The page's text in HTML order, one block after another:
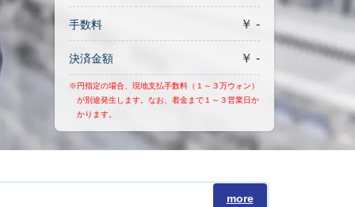
手数料 ￥ -
決済金額 ￥ -
※円指定の場合、現地支払手数料（１～３万ウォン）
が別途発生します。なお、着金まで１～３営業日か
かります。
more